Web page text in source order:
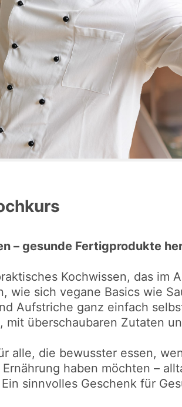
– gesunde Fertigprodukte
Kochwissen, das im
wie sich vegane Basics wie
Aufstriche ganz einfach
mit überschaubaren Zutaten
alle, die bewusster essen,
haben möchten –
sinnvolles Geschenk für